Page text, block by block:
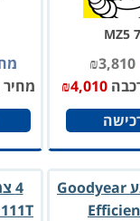
MZ5
₪3,810
₪4,010
4 צמיגי גודייר במבצע Goodyear